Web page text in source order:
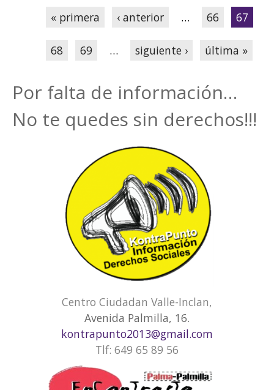
Páginas
« primera ‹ anterior … 66 67
68 69 … siguiente › última »
Por falta de información…
No te quedes sin derechos!!!
Centro Ciudadan Valle-Inclan,
Avenida Palmilla, 16.
kontrapunto2013@gmail.com
Tlf: 649 65 89 56